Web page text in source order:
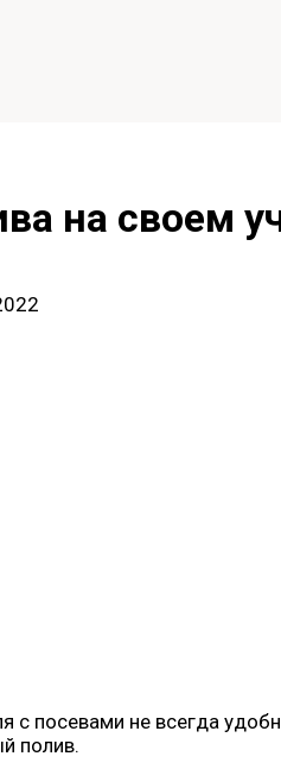
на своем
с посевами не всегда
полив.